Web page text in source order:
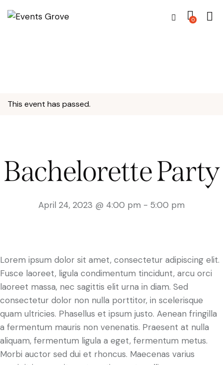
0
This event has passed.
Bachelorette Party
April 24, 2023 @ 4:00 pm - 5:00 pm
Lorem ipsum dolor sit amet, consectetur adipiscing elit.
Fusce laoreet, ligula condimentum tincidunt, arcu orci
laoreet massa, nec sagittis elit urna in diam. Sed
consectetur dolor non nulla porttitor, in scelerisque
quam ultricies. Phasellus et ipsum justo. Aenean fringilla
a fermentum mauris non venenatis. Praesent at nulla
aliquam, fermentum ligula a eget, fermentum metus.
Morbi auctor sed dui et rhoncus. Maecenas varius